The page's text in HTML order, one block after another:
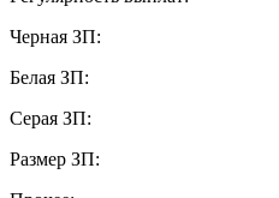
Черная ЗП:
Белая ЗП:
Серая ЗП:
Размер ЗП: